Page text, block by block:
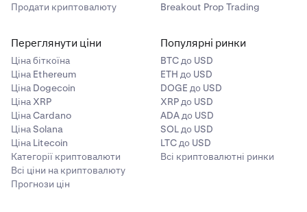
Продати криптовалюту
Breakout Prop Trading
Переглянути ціни
Ціна біткоїна
Ціна Ethereum
Ціна Dogecoin
Ціна XRP
Ціна Cardano
Ціна Solana
Ціна Litecoin
Категорії криптовалюти
Всі ціни на криптовалюту
Прогнози цін
Популярні ринки
BTC до USD
ETH до USD
DOGE до USD
XRP до USD
ADA до USD
SOL до USD
LTC до USD
Всі криптовалютні ринки